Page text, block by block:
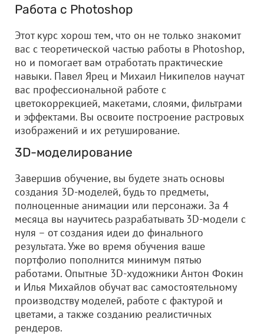
Работа с Photoshop
Этот курс хорош тем, что он не только знакомит
вас с теоретической частью работы в Photoshop,
но и помогает вам отработать практические
навыки. Павел Ярец и Михаил Никипелов научат
вас профессиональной работе с
цветокоррекцией, макетами, слоями, фильтрами
и эффектами. Вы освоите построение растровых
изображений и их ретуширование.
3D-моделирование
Завершив обучение, вы будете знать основы
создания 3D-моделей, будь то предметы,
полноценные анимации или персонажи. За 4
месяца вы научитесь разрабатывать 3D-модели с
нуля – от создания идеи до финального
результата. Уже во время обучения ваше
портфолио пополнится минимум пятью
работами. Опытные 3D-художники Антон Фокин
и Илья Михайлов обучат вас самостоятельному
производству моделей, работе с фактурой и
цветами, а также созданию реалистичных
рендеров.